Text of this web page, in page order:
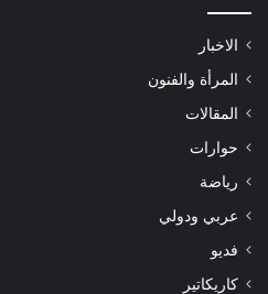
الاخبار
المرأة والفنون
المقالات
حوارات
رياضة
عربي ودولي
فديو
كاريكاتير